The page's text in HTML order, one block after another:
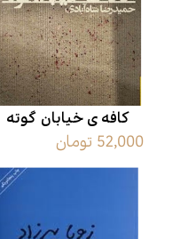
کافه ی خیابان گوته
52,000 تومان